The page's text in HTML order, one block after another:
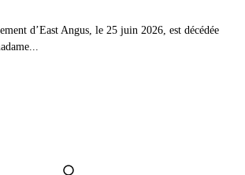
d’East Angus, le 25 juin 2026, est décédée